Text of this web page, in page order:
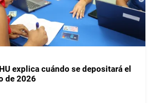
explica cuándo se depositará el
de 2026